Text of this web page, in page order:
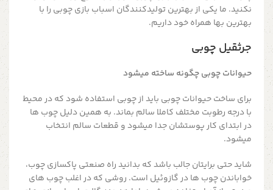
نکنید. ما یکی از بهترین تولیدکنندگان اسباب بازی چوبی را با
بهترین بها همراه خود داریم.
جرثقیل چوبی
حیوانات چوبی چگونه ساخته میشود
برای ساخت حیوانات چوبی باید از چوبی استفاده شود که در محیط
با درجه رطوبت مختلف کاملا سالم بماند. به همین دلیل چوب ها
در ابتدای کار پوستشان جدا میشود و قطعات سالم انتخاب
میشود.
شاید حتی برایتان جالب باشد که بدانید راه صنعتی پاکسازی چوب،
خواباندن چوب ها در گازوئیل است. روشی که در اغلب چوب های